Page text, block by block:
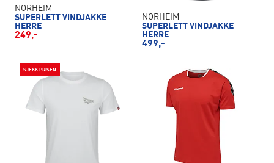
NORHEIM
SUPERLETT VINDJAKKE
HERRE
249,-
NORHEIM
SUPERLETT VINDJAKKE
HERRE
499,-
SJEKK PRISEN